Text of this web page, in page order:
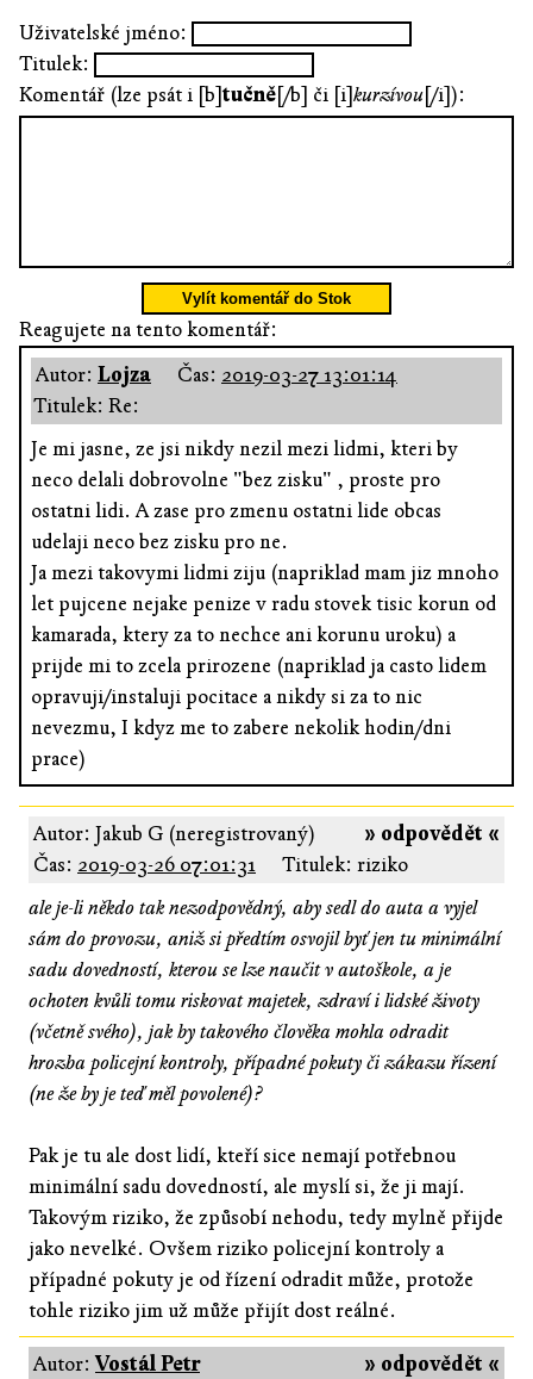
Uživatelské jméno:
Titulek:
Komentář (lze psát i [b]tučně[/b] či [i]kurzívou[/i]):
Vylít komentář do Stok
Reagujete na tento komentář:
Autor: Lojza Čas: 2019-03-27 13:01:14
Titulek: Re:
Je mi jasne, ze jsi nikdy nezil mezi lidmi, kteri by
neco delali dobrovolne "bez zisku" , proste pro
ostatni lidi. A zase pro zmenu ostatni lide obcas
udelaji neco bez zisku pro ne.
Ja mezi takovymi lidmi ziju (napriklad mam jiz mnoho
let pujcene nejake penize v radu stovek tisic korun od
kamarada, ktery za to nechce ani korunu uroku) a
prijde mi to zcela prirozene (napriklad ja casto lidem
opravuji/instaluji pocitace a nikdy si za to nic
nevezmu, I kdyz me to zabere nekolik hodin/dni
prace)
» odpovědět «
Autor: Jakub G (neregistrovaný)
Čas: 2019-03-26 07:01:31
Titulek: riziko
ale je-li někdo tak nezodpovědný, aby sedl do auta a vyjel
sám do provozu, aniž si předtím osvojil byť jen tu minimální
sadu dovedností, kterou se lze naučit v autoškole, a je
ochoten kvůli tomu riskovat majetek, zdraví i lidské životy
(včetně svého), jak by takového člověka mohla odradit
hrozba policejní kontroly, případné pokuty či zákazu řízení
(ne že by je teď měl povolené)?
Pak je tu ale dost lidí, kteří sice nemají potřebnou
minimální sadu dovedností, ale myslí si, že ji mají.
Takovým riziko, že způsobí nehodu, tedy mylně přijde
jako nevelké. Ovšem riziko policejní kontroly a
případné pokuty je od řízení odradit může, protože
tohle riziko jim už může přijít dost reálné.
» odpovědět «
Autor:Vostál Petr